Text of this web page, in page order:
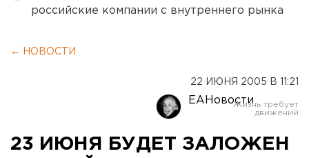
российские компании с внутреннего рынка
← НОВОСТИ
22 ИЮНЯ 2005 В 11:21
ЕАНовости
23 ИЮНЯ БУДЕТ ЗАЛОЖЕН